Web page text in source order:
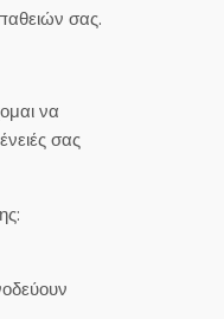
σας.
να
σας